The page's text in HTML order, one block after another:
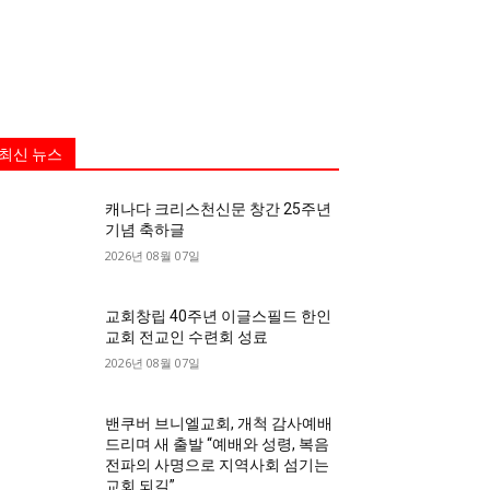
신 뉴스
캐나다 크리스천신문 창간 25주년
기념 축하글
2026년 08월 07일
교회창립 40주년 이글스필드 한인
교회 전교인 수련회 성료
2026년 08월 07일
밴쿠버 브니엘교회, 개척 감사예배
드리며 새 출발 “예배와 성령, 복음
전파의 사명으로 지역사회 섬기는
교회 되길”